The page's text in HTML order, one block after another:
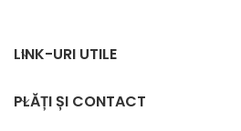
LINK-URI UTILE
PLĂȚI ȘI CONTACT